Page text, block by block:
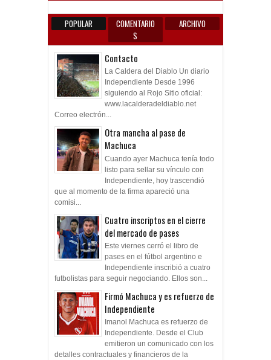
POPULAR
COMENTARIO
S
ARCHIVO
Contacto
La Caldera del Diablo Un diario
Independiente Desde 1996
siguiendo al Rojo Sitio oficial:
www.lacalderadeldiablo.net
Correo electrón...
Otra mancha al pase de
Machuca
Cuando ayer Machuca tenía todo
listo para sellar su vínculo con
Independiente, hoy trascendió
que al momento de la firma apareció una
comisi...
Cuatro inscriptos en el cierre
del mercado de pases
Este viernes cerró el libro de
pases en el fútbol argentino e
Independiente inscribió a cuatro
futbolistas para seguir negociando. Ellos son...
Firmó Machuca y es refuerzo de
Independiente
Imanol Machuca es refuerzo de
Independiente. Desde el Club
emitieron un comunicado con los
detalles contractuales y financieros de la